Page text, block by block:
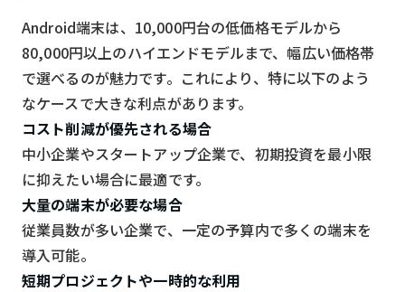
Android端末は、10,000円台の低価格モデルから
80,000円以上のハイエンドモデルまで、幅広い価格帯
で選べるのが魅力です。これにより、特に以下のよう
なケースで大きな利点があります。
コスト削減が優先される場合
中小企業やスタートアップ企業で、初期投資を最小限
に抑えたい場合に最適です。
大量の端末が必要な場合
従業員数が多い企業で、一定の予算内で多くの端末を
導入可能。
短期プロジェクトや一時的な利用